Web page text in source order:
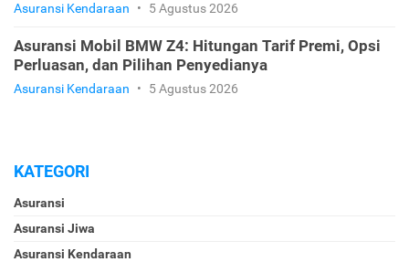
Asuransi Kendaraan • 5 Agustus 2026
Asuransi Mobil BMW Z4: Hitungan Tarif Premi, Opsi
Perluasan, dan Pilihan Penyedianya
Asuransi Kendaraan • 5 Agustus 2026
KATEGORI
Asuransi
Asuransi Jiwa
Asuransi Kendaraan